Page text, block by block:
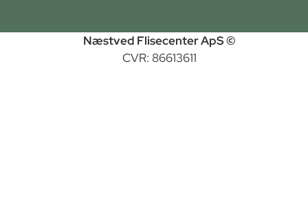
Næstved Flisecenter ApS ©
CVR: 86613611